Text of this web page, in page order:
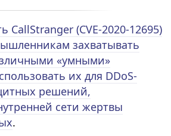
CallStranger (CVE-2020-12695)
захватывать
«умными»
их для DDoS-
решений,
сети жертвы
.